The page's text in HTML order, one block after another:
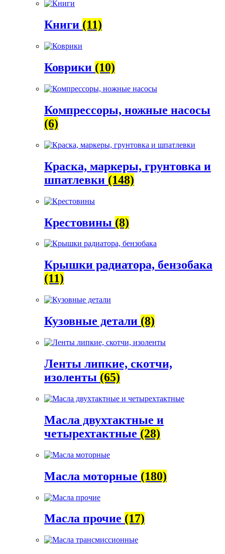
Книги (11)
Коврики (10)
Компрессоры, ножные насосы
(6)
Краска, маркеры, грунтовка и
шпатлевки (148)
Крестовины (8)
Крышки радиатора, бензобака
(11)
Кузовные детали (8)
Ленты липкие, скотчи,
изоленты (65)
Масла двухтактные и
четырехтактные (28)
Масла моторные (180)
Масла прочие (17)